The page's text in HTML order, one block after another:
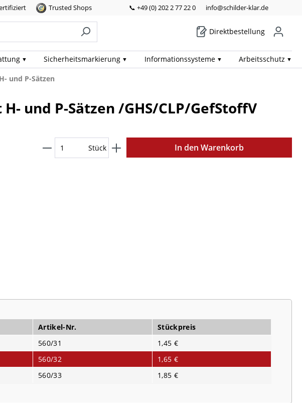
Trusted Shops 📞 +49 (0) 202 2 77 22 0 info@schilder-klar.de
Direktbestellung
Sicherheits­markierung Informations­systeme Arbeits­schutz
und P-Sätzen
und P-Sätzen /GHS/CLP/GefStoffV
Stück In den Warenkorb
Artikel-Nr.
Stückpreis
560/31
1,45 €
560/32
1,65 €
560/33 1,85 €